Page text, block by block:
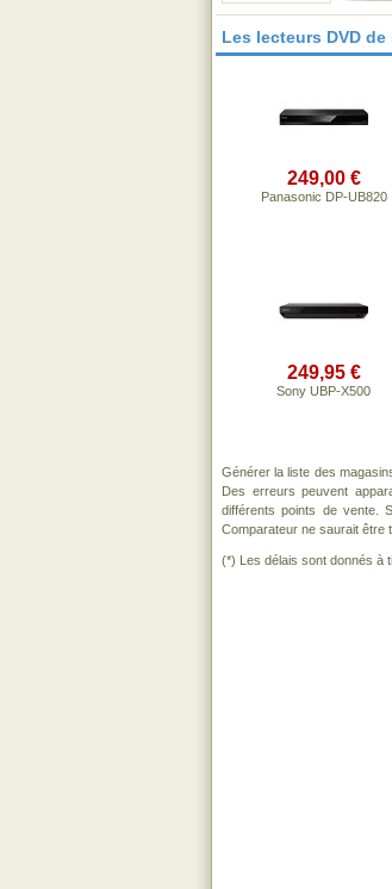
Les lecteurs DVD
249,00 €
Panasonic DP-UB820
249,95 €
Sony UBP-X500
Générer la liste des
Des erreurs peuvent
différents points de vente.
Comparateur ne saurait être
(*) Les délais sont donnés à